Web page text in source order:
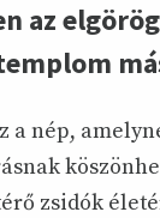
az
a nép,
zsidók